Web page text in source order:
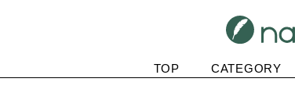
TOP CATEGORY